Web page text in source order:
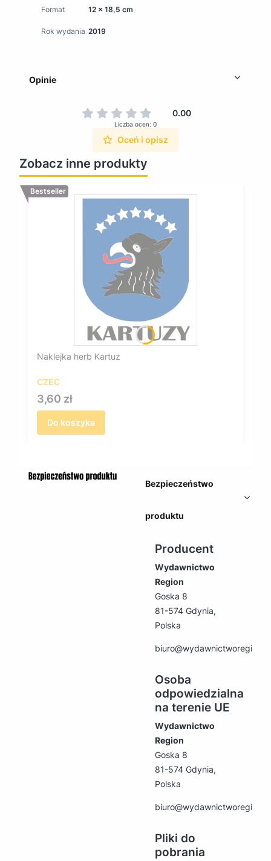
Format 12 x 18,5 cm
Rok wydania 2019
Opinie
0.00
Liczba ocen: 0
Oceń i opisz
Zobacz inne produkty
Bestseller
Naklejka herb Kartuz
CZEC
Cena
3,60 zł
Do koszyka
Bezpieczeństwo
produktu
Producent
Wydawnictwo
Region
Goska 8
81-574 Gdynia,
Polska
biuro@wydawnictworegion.pl
Osoba
odpowiedzialna
na terenie UE
Wydawnictwo
Region
Goska 8
81-574 Gdynia,
Polska
biuro@wydawnictworegion.pl
Pliki do
pobrania